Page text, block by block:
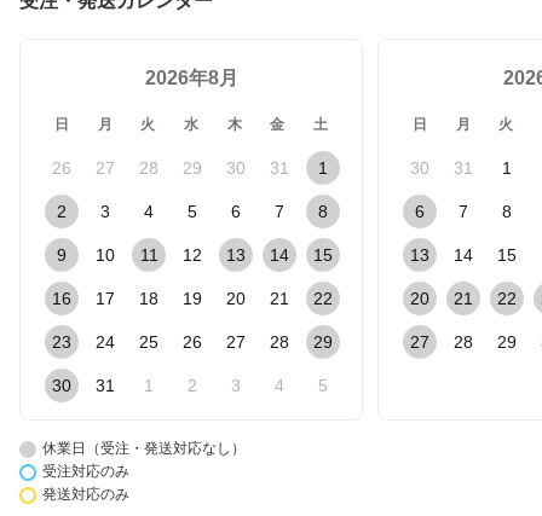
2026年8月
日 月 火 水 木 金 土
26 27 28 29 30 31 1
2 3 4 5 6 7 8
9 10 11 12 13 14 15
16 17 18 19 20 21 22
23 24 25 26 27 28 29
30 31 1 2 3 4 5
日 月 火
30 31 1
6 7 8
13 14 15
20 21 22
27 28 29
休業日（受注・発送対応なし）
受注対応のみ
発送対応のみ